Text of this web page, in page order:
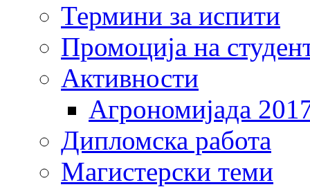
Термини за испити
Промоција на
Активности
Агрономијада
Дипломска работа
Магистерски теми